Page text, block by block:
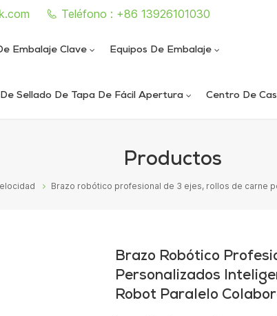
Teléfono : +86 13926101030
Embalaje Clave Equipos De Embalaje
Sellado De Tapa De Fácil Apertura Centro De
Productos
Brazo robótico profesional de 3 ejes, rollos de carne
Brazo Robótico
Personalizados
Robot Paralelo